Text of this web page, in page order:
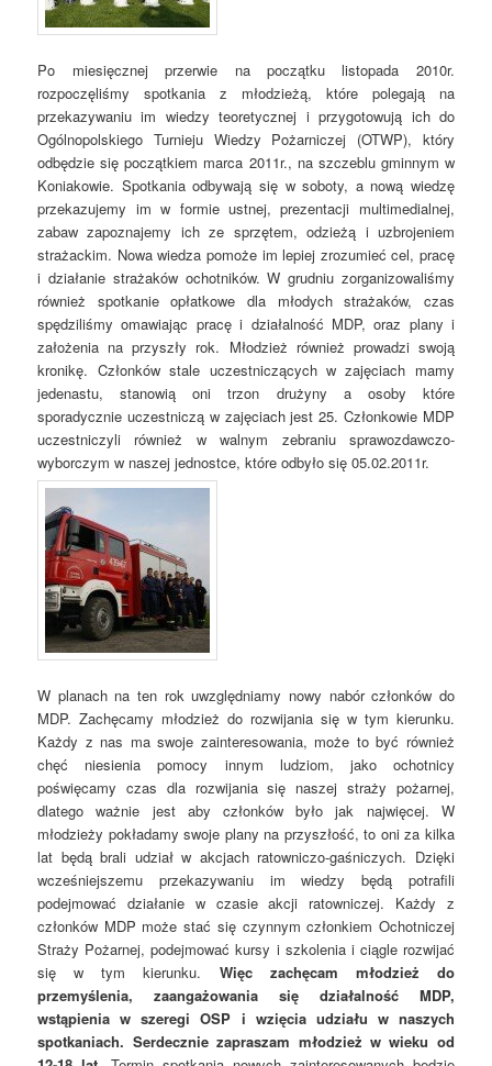
Po miesięcznej przerwie na początku listopada 2010r.
rozpoczęliśmy spotkania z młodzieżą, które polegają na
przekazywaniu im wiedzy teoretycznej i przygotowują ich do
Ogólnopolskiego Turnieju Wiedzy Pożarniczej (OTWP), który
odbędzie się początkiem marca 2011r., na szczeblu gminnym w
Koniakowie. Spotkania odbywają się w soboty, a nową wiedzę
przekazujemy im w formie ustnej, prezentacji multimedialnej,
zabaw zapoznajemy ich ze sprzętem, odzieżą i uzbrojeniem
strażackim. Nowa wiedza pomoże im lepiej zrozumieć cel, pracę
i działanie strażaków ochotników. W grudniu zorganizowaliśmy
również spotkanie opłatkowe dla młodych strażaków, czas
spędziliśmy omawiając pracę i działalność MDP, oraz plany i
założenia na przyszły rok. Młodzież również prowadzi swoją
kronikę. Członków stale uczestniczących w zajęciach mamy
jedenastu, stanowią oni trzon drużyny a osoby które
sporadycznie uczestniczą w zajęciach jest 25. Członkowie MDP
uczestniczyli również w walnym zebraniu sprawozdawczo-
wyborczym w naszej jednostce, które odbyło się 05.02.2011r.
W planach na ten rok uwzględniamy nowy nabór członków do
MDP. Zachęcamy młodzież do rozwijania się w tym kierunku.
Każdy z nas ma swoje zainteresowania, może to być również
chęć niesienia pomocy innym ludziom, jako ochotnicy
poświęcamy czas dla rozwijania się naszej straży pożarnej,
dlatego ważnie jest aby członków było jak najwięcej. W
młodzieży pokładamy swoje plany na przyszłość, to oni za kilka
lat będą brali udział w akcjach ratowniczo-gaśniczych. Dzięki
wcześniejszemu przekazywaniu im wiedzy będą potrafili
podejmować działanie w czasie akcji ratowniczej. Każdy z
członków MDP może stać się czynnym członkiem Ochotniczej
Straży Pożarnej, podejmować kursy i szkolenia i ciągle rozwijać
się w tym kierunku. Więc zachęcam młodzież do
przemyślenia, zaangażowania się działalność MDP,
wstąpienia w szeregi OSP i wzięcia udziału w naszych
spotkaniach. Serdecznie zapraszam młodzież w wieku od